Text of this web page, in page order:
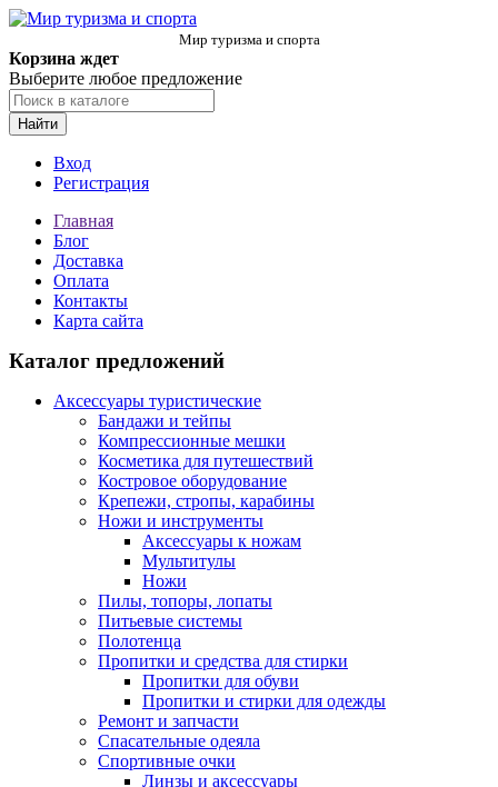
Мир туризма и спорта
Корзина ждет
Выберите любое предложение
Найти
Вход
Регистрация
Главная
Блог
Доставка
Оплата
Контакты
Карта сайта
Каталог предложений
Аксессуары туристические
Бандажи и тейпы
Компрессионные мешки
Косметика для путешествий
Костровое оборудование
Крепежи, стропы, карабины
Ножи и инструменты
Аксессуары к ножам
Мультитулы
Ножи
Пилы, топоры, лопаты
Питьевые системы
Полотенца
Пропитки и средства для стирки
Пропитки для обуви
Пропитки и стирки для одежды
Ремонт и запчасти
Спасательные одеяла
Спортивные очки
Линзы и аксессуары